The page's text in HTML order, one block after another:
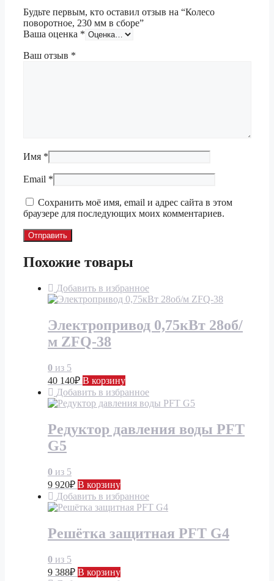
Будьте первым, кто оставил отзыв на “Колесо
поворотное, 230 мм в сборе”
Ваша оценка *
Ваш отзыв *
Имя *
Email *
Сохранить моё имя, email и адрес сайта в этом
браузере для последующих моих комментариев.
Похожие товары
Добавить в избранное
Электропривод 0,75кВт 28об/
м ZFQ-38
0 из 5
40 140₽ В корзину
Добавить в избранное
Редуктор давления воды PFT
G5
0 из 5
9 920₽ В корзину
Добавить в избранное
Решётка защитная PFT G4
0 из 5
9 388₽ В корзину